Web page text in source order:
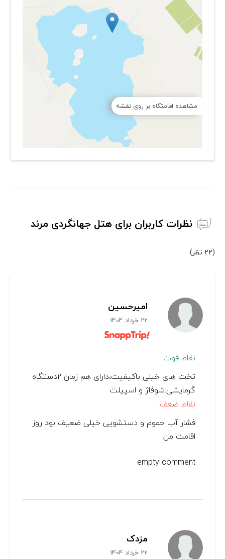
مشاهده اقامتگاه بر روی نقشه
نظرات کاربران برای هتل جهانگردی مرند
(22 نظر)
امیرحسین
22 خرداد 1404
نقاط قوت:
تخت های خیلی باکیفیت،دارای هم زمان ۲دستگاه
گرمایشی:شوفاژ و اسپیلت
نقاط ضعف:
فشار آب حموم و دستشویی خیلی ضعیف بود روز
اقامت من
empty comment
مزدک
22 خرداد 1404